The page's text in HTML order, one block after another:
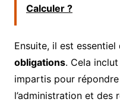
Calculer ?
Ensuite, il est essentiel
obligations. Cela
impartis pour
l’administration et des